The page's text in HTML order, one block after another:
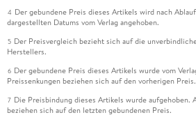
4 Der gebundene Preis dieses Artikels wird nach
dargestellten Datums vom Verlag angehoben.
5 Der Preisvergleich bezieht sich auf die
Herstellers.
6 Der gebundene Preis dieses Artikels wurde vom
Preissenkungen beziehen sich auf den vorherigen Preis.
7 Die Preisbindung dieses Artikels wurde aufgehoben.
beziehen sich auf den letzten gebundenen Preis.